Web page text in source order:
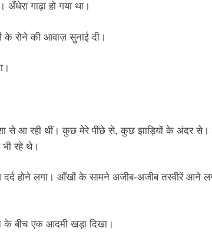
गाढ़ा हो गया था।
के रोने की आवाज़ सुनाई दी।
से आ रही थीं। कुछ मेरे पीछे से, कुछ झाड़ियों के अंदर से।
रहे थे।
दर्द होने लगा। आँखों के सामने अजीब-अजीब तस्वीरें आने
के बीच एक आदमी खड़ा दिखा।